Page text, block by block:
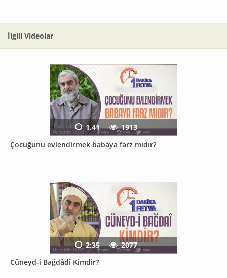
İlgili Videolar
Çocuğunu evlendirmek babaya farz mıdır?
1.41 1913
Cüneyd-i Bağdâdî Kimdir?
2:35 2077